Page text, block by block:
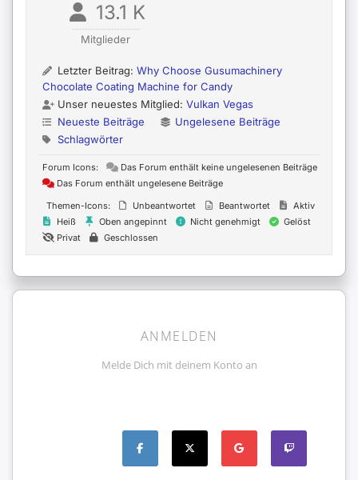
ANMELDEN
Melde Dich mit deinem Konto an
13.1 K
Mitglieder
Letzter Beitrag: Why Choose Gusumachinery
Chocolate Coating Machine for Candy
Unser neuestes Mitglied: Vulkan Vegas
Neueste Beiträge
Ungelesene Beiträge
Schlagwörter
Forum Icons:
Das Forum enthält keine ungelesenen Beiträge
Das Forum enthält ungelesene Beiträge
Themen-Icons:
Unbeantwortet Beantwortet
Aktiv
Heiß
Oben angepinnt Nicht genehmigt
Gelöst
Privat
Geschlossen